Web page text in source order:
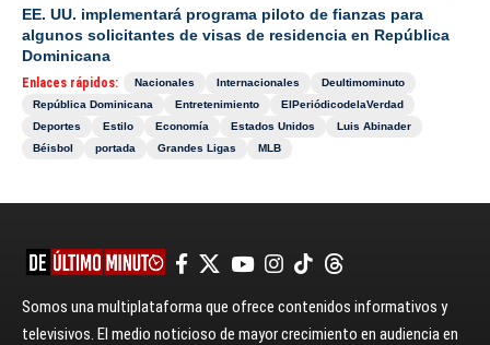
EE. UU. implementará programa piloto de fianzas para
algunos solicitantes de visas de residencia en República
Dominicana
Enlaces rápidos: Nacionales Internacionales
Deultimominuto
República Dominicana
Entretenimiento
ElPeriódicodelaVerdad
Deportes
Estilo Economía Estados Unidos
Luis Abinader
Béisbol
portada Grandes Ligas MLB
Somos una multiplataforma que ofrece contenidos informativos y
televisivos. El medio noticioso de mayor crecimiento en audiencia en